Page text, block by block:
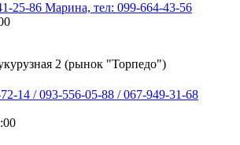
25-86 Марина, тел: 099-664-43-56
2 (рынок "Торпедо")
14 / 093-556-05-88 / 067-949-31-68